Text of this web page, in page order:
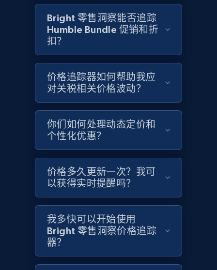
web using keywords
URL, Product id, Title, Product description,
Rating, Reviews count, Images, Variations, and
URL, Domain, Country code, Model number,
Sku, Product id, Product name, Manufacturer,
and more.
2.1K+ 355+ 立即开始
Home Depot US - Gather data on products
using specified keywords
URL, Domain, Country code, Model number,
Sku, Product id, Product name, Manufacturer,
Bright 零售洞察能否追踪
Humble Bundle 促销和折
扣？
价格追踪器如何帮助我应
对关税相关价格波动？
你们如何处理动态定价和
个性化优惠？
价格多久更新一次？我可
以获得实时提醒吗？
我多快可以开始使用
Bright 零售洞察价格追踪
器？